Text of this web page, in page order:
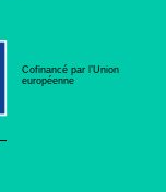
Cofinancé par l’Union
européenne